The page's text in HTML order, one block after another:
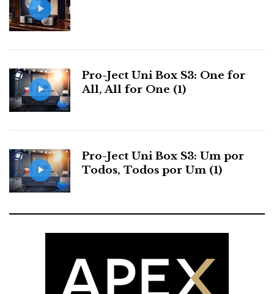
Pro-Ject Uni Box S3: One for
All, All for One (1)
Pro-Ject Uni Box S3: Um por
Todos, Todos por Um (1)